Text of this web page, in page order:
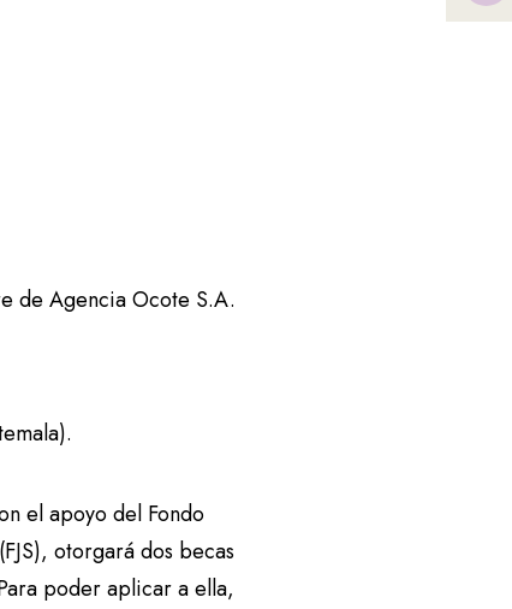
de Agencia Ocote S.A.
el apoyo del Fondo
otorgará dos becas
poder aplicar a ella,